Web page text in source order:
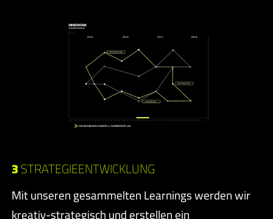
3STRATEGIEENTWICKLUNG
Mit unseren gesammelten Learnings werden wir